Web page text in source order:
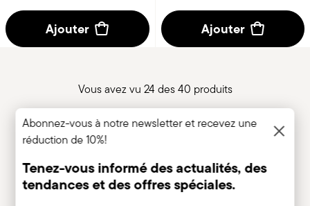
Ajouter Ajouter
Vous avez vu 24 des 40 produits
Abonnez-vous à notre newsletter et recevez une
réduction de 10%!
Tenez-vous informé des actualités, des
tendances et des offres spéciales.